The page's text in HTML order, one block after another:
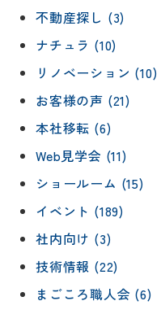
不動産探し (3)
ナチュラ (10)
リノベーション (10)
お客様の声 (21)
本社移転 (6)
Web見学会 (11)
ショールーム (15)
イベント (189)
社内向け (3)
技術情報 (22)
まごころ職人会 (6)